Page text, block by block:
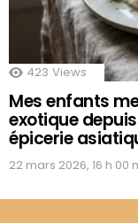
423 Views
Mes enfants
exotique
épicerie
22 mars 2026, 16 h 00